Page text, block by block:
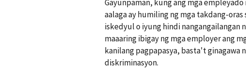
Gayunpaman, kung ang mga
aalaga ay humiling ng mga takdang-oras
iskedyul o iyung hindi nangangailangan
maaaring ibigay ng mga employer ang
kanilang pagpapasya, basta't ginagawa
diskriminasyon.